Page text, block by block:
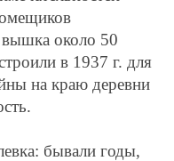
около 50
в 1937 г. для
на краю деревни
бывали годы,